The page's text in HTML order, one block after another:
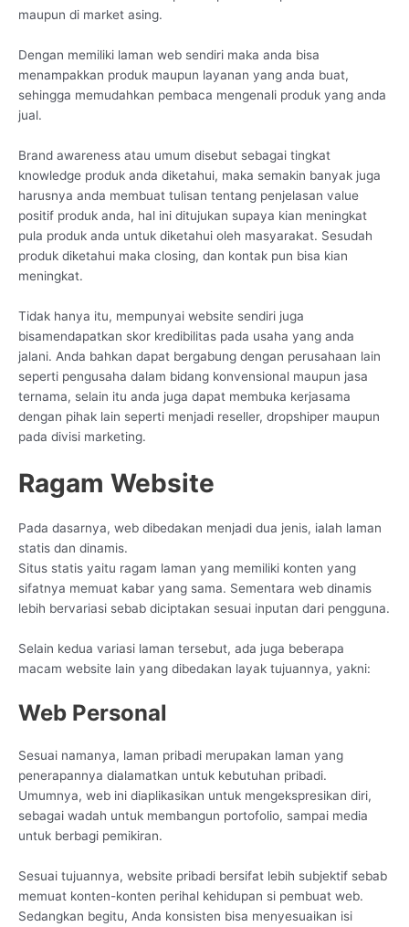
maupun di market asing.
Dengan memiliki laman web sendiri maka anda bisa
menampakkan produk maupun layanan yang anda buat,
sehingga memudahkan pembaca mengenali produk yang anda
jual.
Brand awareness atau umum disebut sebagai tingkat
knowledge produk anda diketahui, maka semakin banyak juga
harusnya anda membuat tulisan tentang penjelasan value
positif produk anda, hal ini ditujukan supaya kian meningkat
pula produk anda untuk diketahui oleh masyarakat. Sesudah
produk diketahui maka closing, dan kontak pun bisa kian
meningkat.
Tidak hanya itu, mempunyai website sendiri juga
bisamendapatkan skor kredibilitas pada usaha yang anda
jalani. Anda bahkan dapat bergabung dengan perusahaan lain
seperti pengusaha dalam bidang konvensional maupun jasa
ternama, selain itu anda juga dapat membuka kerjasama
dengan pihak lain seperti menjadi reseller, dropshiper maupun
pada divisi marketing.
Ragam Website
Pada dasarnya, web dibedakan menjadi dua jenis, ialah laman
statis dan dinamis.
Situs statis yaitu ragam laman yang memiliki konten yang
sifatnya memuat kabar yang sama. Sementara web dinamis
lebih bervariasi sebab diciptakan sesuai inputan dari pengguna.
Selain kedua variasi laman tersebut, ada juga beberapa
macam website lain yang dibedakan layak tujuannya, yakni:
Web Personal
Sesuai namanya, laman pribadi merupakan laman yang
penerapannya dialamatkan untuk kebutuhan pribadi.
Umumnya, web ini diaplikasikan untuk mengekspresikan diri,
sebagai wadah untuk membangun portofolio, sampai media
untuk berbagi pemikiran.
Sesuai tujuannya, website pribadi bersifat lebih subjektif sebab
memuat konten-konten perihal kehidupan si pembuat web.
Sedangkan begitu, Anda konsisten bisa menyesuaikan isi